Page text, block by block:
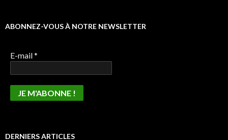
ABONNEZ-VOUS À NOTRE NEWSLETTER
E-mail*
DERNIERS ARTICLES